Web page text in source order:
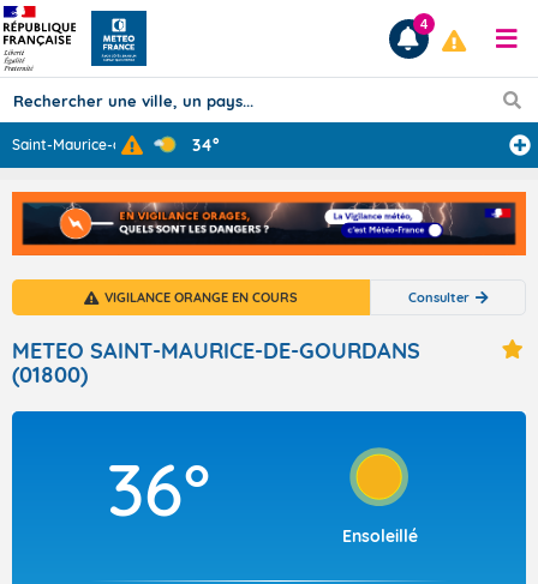
Prévisions
TOUS LES RÉSULTATS
Articles
4
Saint-Maurice-d ... 34°
VIGILANCE ORANGE EN COURS Consulter
METEO SAINT-MAURICE-DE-GOURDANS
(01800)
36°
Ensoleillé